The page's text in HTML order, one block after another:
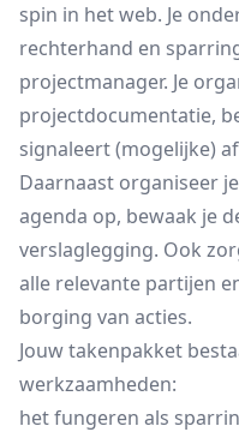
spin in het web. Je
rechterhand en
projectmanager. Je
projectdocumentatie,
signaleert (mogelijke)
Daarnaast organiseer
agenda op, bewaak je
verslaglegging. Ook
alle relevante partijen
borging van acties.
Jouw takenpakket
werkzaamheden:
het fungeren als